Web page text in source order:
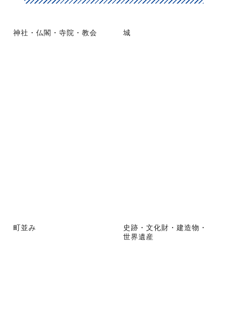
神社・仏閣・寺院・教会 城
町並み
史跡・文化財・建造物・
世界遺産